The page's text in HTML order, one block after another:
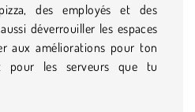
des employés et des
déverrouiller les espaces
aux améliorations pour ton
pour les serveurs que tu